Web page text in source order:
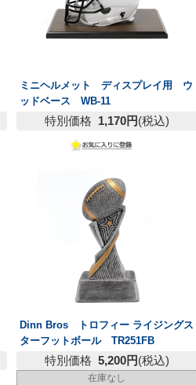
ミニヘルメット ディスプレイ用 ウ
ッドベース WB-11
特別価格 1,170円(税込)
Dinn Bros トロフィー ライジングス
ターフットボール TR251FB
特別価格 5,200円(税込)
在庫なし